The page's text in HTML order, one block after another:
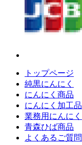
トップページ
純黒にんにく
にんにく商品
にんにく加工品
業務用にんにく
青森ひば商品
よくあるご質問